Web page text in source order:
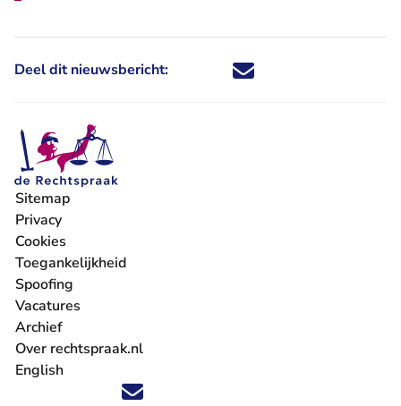
Deel dit nieuwsbericht: Deel dit nieuwsbericht via X -
Deel dit nieuwsbericht via
Deel dit nieuwsbericht
Deel dit
Volg ons op X (Twitter) - U verlaat Rechtspraak.nl
Volg ons op Facebook - U verlaat Rechtspraak.nl
Volg ons op Instagram - U verlaat Rechtspraak.nl
Volg ons op Youtube - U verlaat Rechtspraak.nl
Volg ons op LinkedIn - U verlaat
'Blijf op de hoogte' nieuwsbrief - U verlaat
Sitemap
Privacy
Cookies
Toegankelijkheid
Spoofing
Vacatures
- U verlaat Rechtspraak.nl
Archief
Over rechtspraak.nl
English